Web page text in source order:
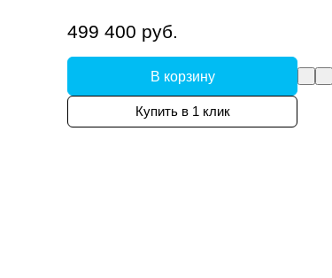
499 400 руб.
В корзину
Купить в 1 клик